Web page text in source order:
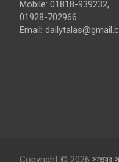
Mobile: 01818-939232,
01928-702966.
Email:
Copyright © 2026 সত্যের